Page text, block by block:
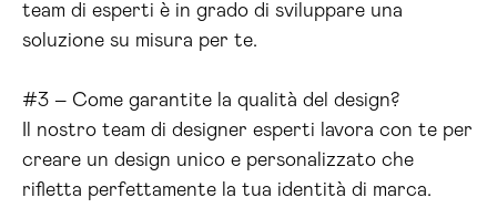
team di esperti è in grado di sviluppare una
soluzione su misura per te.
#3 – Come garantite la qualità del design?
Il nostro team di designer esperti lavora con te per
creare un design unico e personalizzato che
rifletta perfettamente la tua identità di marca.